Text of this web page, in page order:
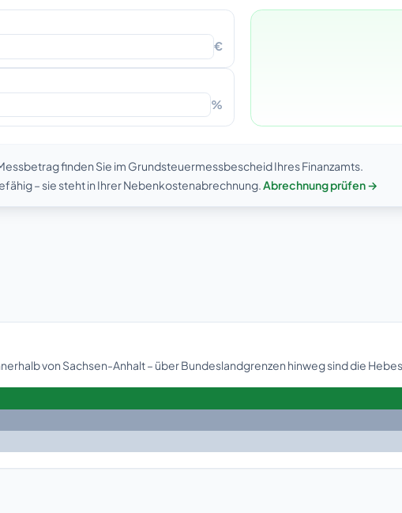
€
%
finden Sie im Grundsteuermessbescheid Ihres Finanzamts.
– sie steht in Ihrer Nebenkostenabrechnung.Abrechnung prüfen →
von Sachsen-Anhalt – über Bundeslandgrenzen hinweg sind die